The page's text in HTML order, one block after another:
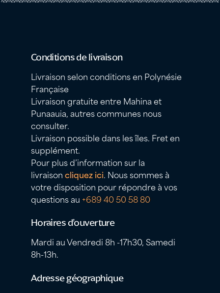
Conditions de livraison
Livraison selon conditions en Polynésie
Française
Livraison gratuite entre Mahina et
Punaauia, autres communes nous
consulter.
Livraison possible dans les îles. Fret en
supplément.
Pour plus d’information sur la
livraisoncliquez ici. Nous sommes à
votre disposition pour répondre à vos
questions au +689 40 50 58 80
Horaires d’ouverture
Mardi au Vendredi 8h -17h30, Samedi
8h-13h.
Adresse géographique